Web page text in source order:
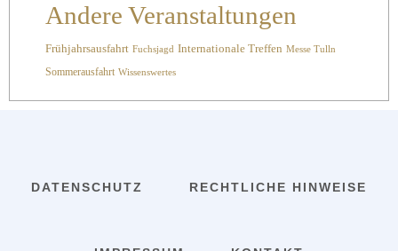
Andere Veranstaltungen
Frühjahrsausfahrt Fuchsjagd Internationale Treffen Messe Tulln
Sommerausfahrt Wissenswertes
DATENSCHUTZ RECHTLICHE HINWEISE